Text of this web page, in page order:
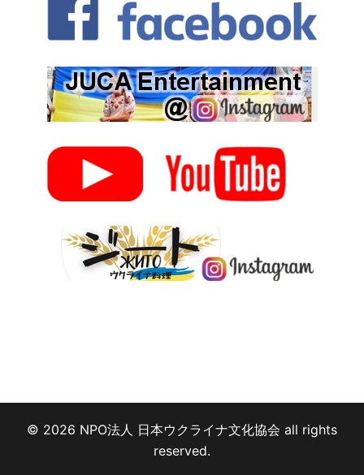
© 2026 NPO法人 日本ウクライナ文化協会 all rights
reserved.